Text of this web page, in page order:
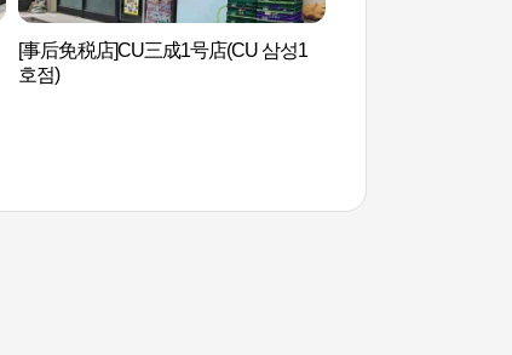
[事后免税店]CU三成1号店(CU 삼성1
호점)